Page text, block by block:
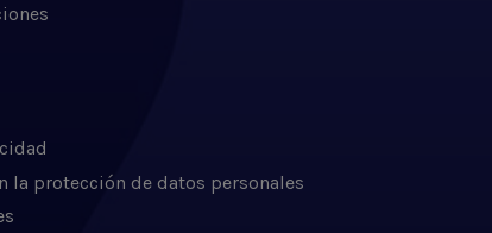
la protección de datos personales